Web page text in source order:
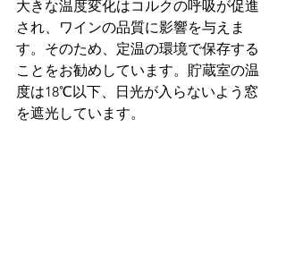
大きな温度変化はコルクの呼吸が促進
され、ワインの品質に影響を与えま
す。そのため、定温の環境で保存する
ことをお勧めしています。貯蔵室の温
度は18℃以下、日光が入らないよう窓
を遮光しています。